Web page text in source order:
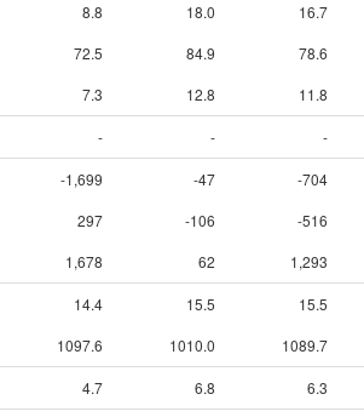
8.8 18.0 16.7
72.5 84.9 78.6
7.3 12.8 11.8
- - -
-1,699 -47 -704
297 -106 -516
1,678 62 1,293
14.4 15.5 15.5
1097.6 1010.0 1089.7
4.7 6.8 6.3